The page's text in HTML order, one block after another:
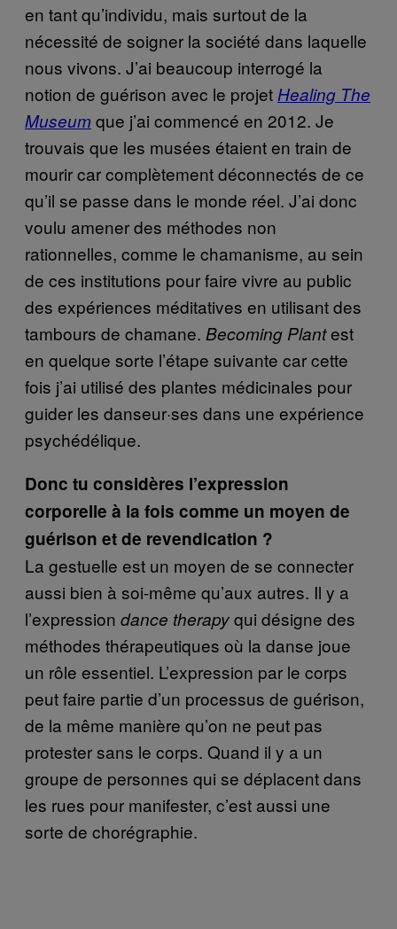
en tant qu’individu, mais surtout de la
nécessité de soigner la société dans laquelle
nous vivons. J’ai beaucoup interrogé la
notion de guérison avec le projet Healing The
Museumque j’ai commencé en 2012. Je
trouvais que les musées étaient en train de
mourir car complètement déconnectés de ce
qu’il se passe dans le monde réel. J’ai donc
voulu amener des méthodes non
rationnelles, comme le chamanisme, au sein
de ces institutions pour faire vivre au public
des expériences méditatives en utilisant des
tambours de chamane. Becoming Plantest
en quelque sorte l’étape suivante car cette
fois j’ai utilisé des plantes médicinales pour
guider les danseur·ses dans une expérience
psychédélique.
Donc tu considères l’expression
corporelle à la fois comme un moyen de
guérison et de revendication ?
La gestuelle est un moyen de se connecter
aussi bien à soi-même qu’aux autres. Il y a
l’expression dance therapyqui désigne des
méthodes thérapeutiques où la danse joue
un rôle essentiel. L’expression par le corps
peut faire partie d’un processus de guérison,
de la même manière qu’on ne peut pas
protester sans le corps. Quand il y a un
groupe de personnes qui se déplacent dans
les rues pour manifester, c’est aussi une
sorte de chorégraphie.